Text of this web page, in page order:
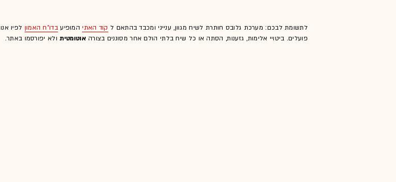
לתשומת לבכם: מערכת גלובס חותרת לשיח מגוון, ענייני ומכבד בהתאם ל קוד האתיהמופיעבדו"ח האמון לפיו אנו
פועלים. ביטויי אלימות, גזענות, הסתה או כל שיח בלתי הולם אחר מסוננים בצורה אוטומטיתולא יפורסמו באתר.